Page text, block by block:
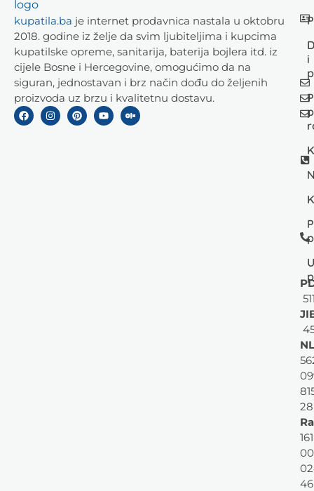
kupatila.ba je internet prodavnica nastala u oktobru
2018. godine iz želje da svim ljubiteljima i kupcima
kupatilske opreme, sanitarija, baterija bojlera itd. iz
cijele Bosne i Hercegovine, omogućimo da na
siguran, jednostavan i brz način dođu do željenih
proizvoda uz brzu i kvalitetnu dostavu.
i
28
46